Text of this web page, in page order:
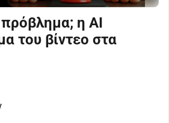
πρόβλημα; η AI
του βίντεο στα